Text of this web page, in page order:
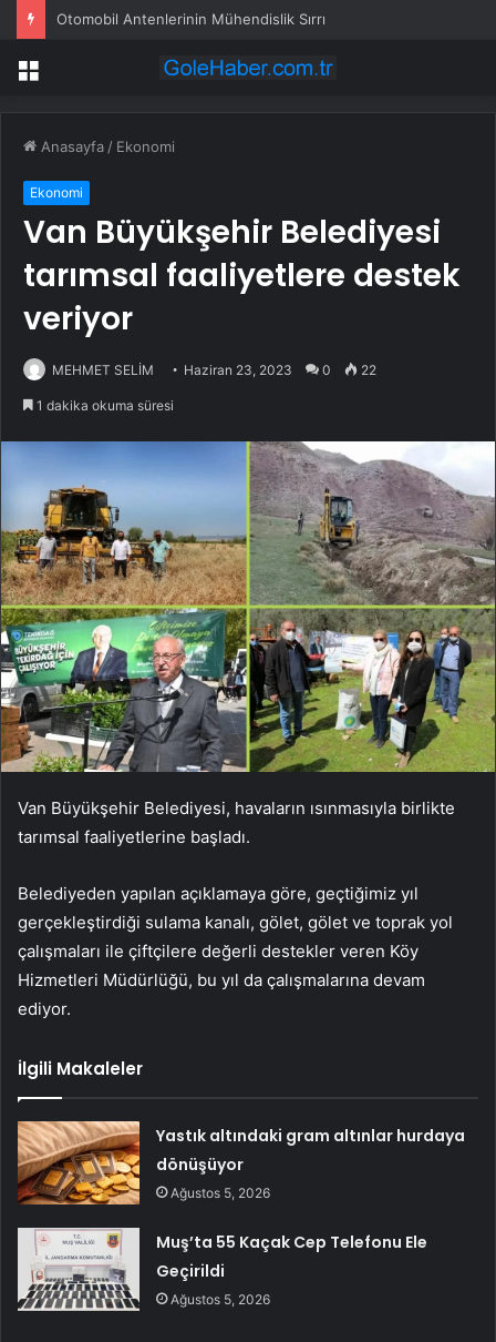
Otomobil Antenlerinin Mühendislik Sırrı
Menü
Anasayfa / Ekonomi
Ekonomi
Van Büyükşehir Belediyesi
tarımsal faaliyetlere destek
veriyor
MEHMET SELİM Haziran 23, 2023 0 22
1 dakika okuma süresi
Van Büyükşehir Belediyesi, havaların ısınmasıyla birlikte
tarımsal faaliyetlerine başladı.
Belediyeden yapılan açıklamaya göre, geçtiğimiz yıl
gerçekleştirdiği sulama kanalı, gölet, gölet ve toprak yol
çalışmaları ile çiftçilere değerli destekler veren Köy
Hizmetleri Müdürlüğü, bu yıl da çalışmalarına devam
ediyor.
İlgili Makaleler
Yastık altındaki gram altınlar hurdaya
dönüşüyor
Ağustos 5, 2026
Muş’ta 55 Kaçak Cep Telefonu Ele
Geçirildi
Ağustos 5, 2026